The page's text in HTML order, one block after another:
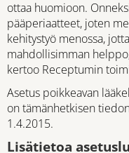
ottaa huomioon.
pääperiaatteet, joten
kehitystyö menossa,
mahdollisimman
kertoo Receptumin
Asetus poikkeavan
on tämänhetkisen
1.4.2015.
Lisätietoa